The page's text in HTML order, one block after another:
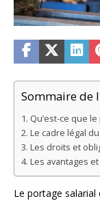
Sommaire de
Qu’est-ce que
Le cadre légal
Les droits et
Les avantages
Le portage